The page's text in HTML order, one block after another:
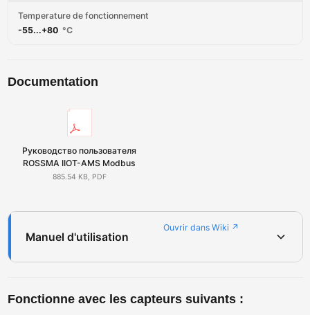
Temperature de fonctionnement
-55...+80 °C
Documentation
Руководство пользователя
ROSSMA IIOT-AMS Modbus
885.54 KB, PDF
Manuel d'utilisation
Ouvrir dans Wiki ↗
Fonctionne avec les capteurs suivants :